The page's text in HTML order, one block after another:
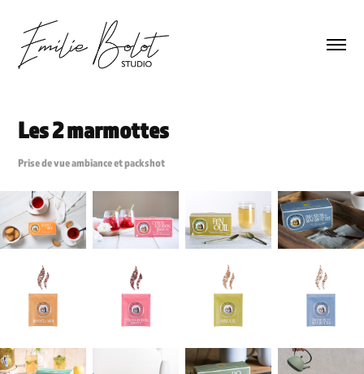
Les 2 marmottes
Prise de vue ambiance et packshot